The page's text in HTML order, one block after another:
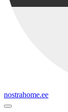
nostrahome.ee